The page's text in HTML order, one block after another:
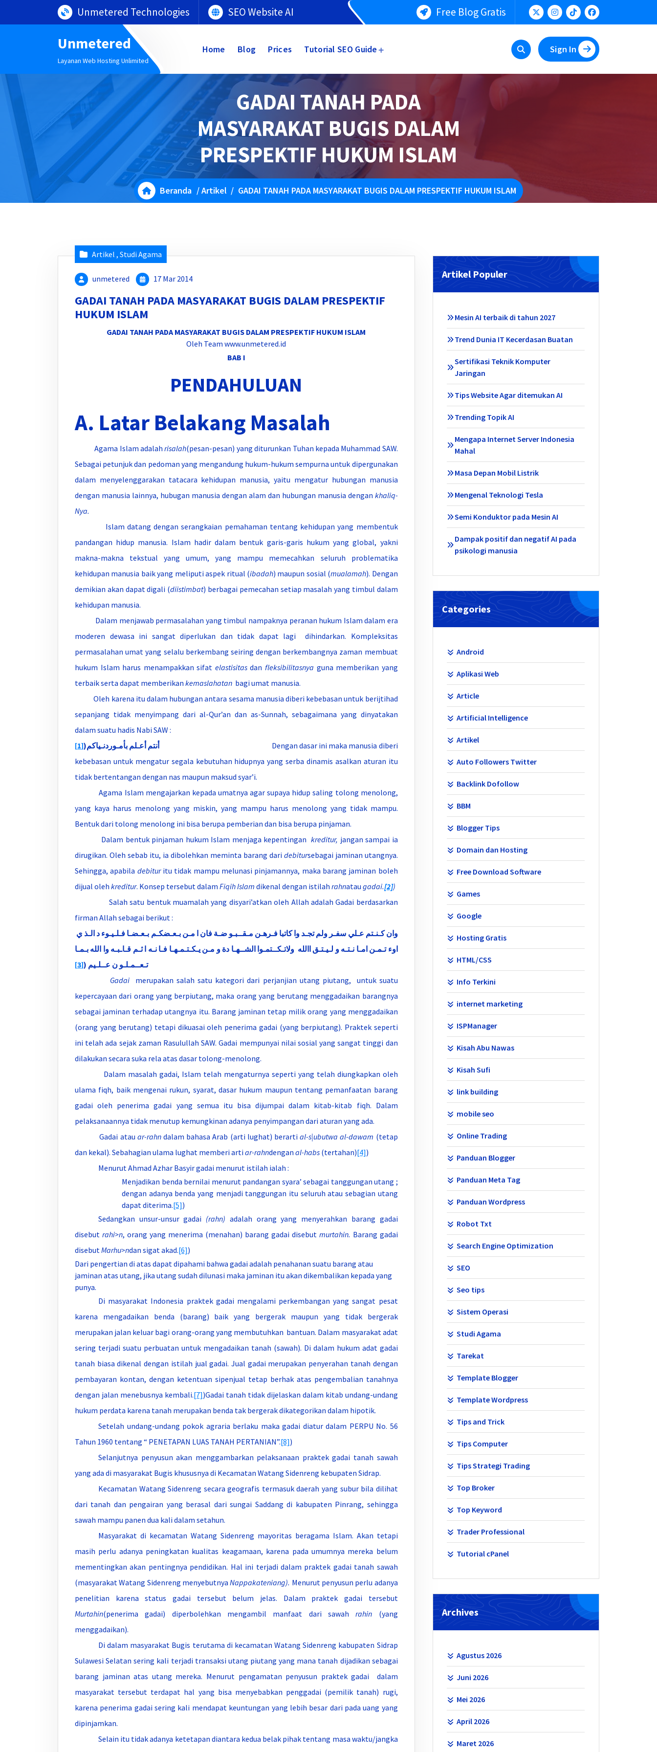
Unmetered Technologies SEO Website AI Free Blog Gratis
Unmetered
Layanan Web Hosting Unlimited
Home Blog Prices Tutorial SEO Guide Sign In
GADAI TANAH PADA
MASYARAKAT BUGIS DALAM
PRESPEKTIF HUKUM ISLAM
Beranda /Artikel / GADAI TANAH PADA MASYARAKAT BUGIS DALAM PRESPEKTIF HUKUM ISLAM
Artikel , Studi Agama
unmetered 17 Mar 2014
GADAI TANAH PADA MASYARAKAT BUGIS DALAM PRESPEKTIF
HUKUM ISLAM
GADAI TANAH PADA MASYARAKAT BUGIS DALAM PRESPEKTIF HUKUM ISLAM
Oleh Team www.unmetered.id
BAB I
PENDAHULUAN
A. Latar Belakang Masalah
Agama Islam adalahrisalah(pesan-pesan) yang diturunkan Tuhan kepada Muhammad SAW.
Sebagai petunjuk dan pedoman yang mengandung hukum-hukum sempurna untuk dipergunakan
dalam menyelenggarakan tatacara kehidupan manusia, yaitu mengatur hubungan manusia
dengan manusia lainnya, hubugan manusia dengan alam dan hubungan manusia dengan khaliq-
Nya.
Islam datang dengan serangkaian pemahaman tentang kehidupan yang membentuk
pandangan hidup manusia. Islam hadir dalam bentuk garis-garis hukum yang global, yakni
makna-makna tekstual yang umum, yang mampu memecahkan seluruh problematika
kehidupan manusia baik yang meliputi aspek ritual (ibadah) maupun sosial (mualamah). Dengan
demikian akan dapat digali (diistimbat) berbagai pemecahan setiap masalah yang timbul dalam
kehidupan manusia.
Dalam menjawab permasalahan yang timbul nampaknya peranan hukum Islam dalam era
moderen dewasa ini sangat diperlukan dan tidak dapat lagi dihindarkan. Kompleksitas
permasalahan umat yang selalu berkembang seiring dengan berkembangnya zaman membuat
hukum Islam harus menampakkan sifat elastisitasdan fleksibilitasnya guna memberikan yang
terbaik serta dapat memberikan kemaslahatan bagi umat manusia.
Oleh karena itu dalam hubungan antara sesama manusia diberi kebebasan untuk berijtihad
sepanjang tidak menyimpang dari al-Qur’an dan as-Sunnah, sebagaimana yang dinyatakan
dalam suatu hadis Nabi SAW :
أنتم أعـلم بأمـوردنـياكم([1]
Dengan dasar ini maka manusia diberi
kebebasan untuk mengatur segala kebutuhan hidupnya yang serba dinamis asalkan aturan itu
tidak bertentangan dengan nas maupun maksud syar’i.
Agama Islam mengajarkan kepada umatnya agar supaya hidup saling tolong menolong,
yang kaya harus menolong yang miskin, yang mampu harus menolong yang tidak mampu.
Bentuk dari tolong menolong ini bisa berupa pemberian dan bisa berupa pinjaman.
Dalam bentuk pinjaman hukum Islam menjaga kepentingan kreditur, jangan sampai ia
dirugikan. Oleh sebab itu, ia dibolehkan meminta barang dari debitursebagai jaminan utangnya.
Sehingga, apabila debitur itu tidak mampu melunasi pinjamannya, maka barang jaminan boleh
dijual oleh kreditur. Konsep tersebut dalam Fiqih Islam dikenal dengan istilah rahnatau gadai.[2])
Salah satu bentuk muamalah yang disyari’atkan oleh Allah adalah Gadai berdasarkan
firman Allah sebagai berikut :
وان كـنـتم عـلي سفـر ولم تجـد وا كاتبا فـرهـن مـقــبـو ضـة فان ا مـن بـعـضكـم بـعـضـا فـلـيـوء د الـذ ي
اوء تـمـن امـا نـتـه و لـيـتـق االله ولاتـكــتمـوا الشــهـا دة و مـن يـكـتـمـهـا فـا نـه ا ثـم قـاـبـه وا الله بـمـا
تـعــمـلـو ن عــلـيم ([3]
Gadai
merupakan salah satu kategori dari perjanjian utang piutang, untuk suatu
kepercayaan dari orang yang berpiutang, maka orang yang berutang menggadaikan barangnya
sebagai jaminan terhadap utangnya itu. Barang jaminan tetap milik orang yang menggadaikan
(orang yang berutang) tetapi dikuasai oleh penerima gadai (yang berpiutang). Praktek seperti
ini telah ada sejak zaman Rasulullah SAW. Gadai mempunyai nilai sosial yang sangat tinggi dan
dilakukan secara suka rela atas dasar tolong-menolong.
Dalam masalah gadai, Islam telah mengaturnya seperti yang telah diungkapkan oleh
ulama fiqh, baik mengenai rukun, syarat, dasar hukum maupun tentang pemanfaatan barang
gadai oleh penerima gadai yang semua itu bisa dijumpai dalam kitab-kitab fiqh. Dalam
pelaksanaannya tidak menutup kemungkinan adanya penyimpangan dari aturan yang ada.
Gadai atau ar-rahndalam bahasa Arab (arti lughat) berartial-s|ubutwa al-dawam (tetap
dan kekal). Sebahagian ulama lughat memberi artiar-rahndengan al-habs (tertahan)[4])
Menurut Ahmad Azhar Basyir gadai menurut istilah ialah :
Menjadikan benda bernilai menurut pandangan syara’ sebagai tanggungan utang ;
dengan adanya benda yang menjadi tanggungan itu seluruh atau sebagian utang
dapat diterima.[5])
Sedangkan unsur-unsur gadai (rahn) adalah orang yang menyerahkan barang gadai
disebut rahi>n, orang yang menerima (menahan) barang gadai disebut murtahin. Barang gadai
disebutMarhu>ndan sigat akad.[6])
Dari pengertian di atas dapat dipahami bahwa gadai adalah penahanan suatu barang atau
jaminan atas utang, jika utang sudah dilunasi maka jaminan itu akan dikembalikan kepada yang
punya.
Di masyarakat Indonesia praktek gadai mengalami perkembangan yang sangat pesat
karena mengadaikan benda (barang) baik yang bergerak maupun yang tidak bergerak
merupakan jalan keluar bagi orang-orang yang membutuhkan bantuan. Dalam masyarakat adat
sering terjadi suatu perbuatan untuk mengadaikan tanah (sawah). Di dalam hukum adat gadai
tanah biasa dikenal dengan istilah jual gadai. Jual gadai merupakan penyerahan tanah dengan
pembayaran kontan, dengan ketentuan sipenjual tetap berhak atas pengembalian tanahnya
dengan jalan menebusnya kembali.[7])Gadai tanah tidak dijelaskan dalam kitab undang-undang
hukum perdata karena tanah merupakan benda tak bergerak dikategorikan dalam hipotik.
Setelah undang-undang pokok agraria berlaku maka gadai diatur dalam PERPU No. 56
Tahun 1960 tentang “ PENETAPAN LUAS TANAH PERTANIAN”.[8])
Selanjutnya penyusun akan menggambarkan pelaksanaan praktek gadai tanah sawah
yang ada di masyarakat Bugis khususnya di Kecamatan Watang Sidenreng kebupaten Sidrap.
Kecamatan Watang Sidenreng secara geografis termasuk daerah yang subur bila dilihat
dari tanah dan pengairan yang berasal dari sungai Saddang di kabupaten Pinrang, sehingga
sawah mampu panen dua kali dalam setahun.
Masyarakat di kecamatan Watang Sidenreng mayoritas beragama Islam. Akan tetapi
masih perlu adanya peningkatan kualitas keagamaan, karena pada umumnya mereka belum
mementingkan akan pentingnya pendidikan. Hal ini terjadi dalam praktek gadai tanah sawah
(masyarakat Watang Sidenreng menyebutnyaNappakateniang). Menurut penyusun perlu adanya
penelitian karena status gadai tersebut belum jelas. Dalam praktek gadai tersebut
Murtahin(penerima gadai) diperbolehkan mengambil manfaat dari sawahrahin (yang
menggadaikan).
Di dalam masyarakat Bugis terutama di kecamatan Watang Sidenreng kabupaten Sidrap
Sulawesi Selatan sering kali terjadi transaksi utang piutang yang mana tanah dijadikan sebagai
barang jaminan atas utang mereka. Menurut pengamatan penyusun praktek gadai dalam
masyarakat tersebut terdapat hal yang bisa menyebabkan penggadai (pemilik tanah) rugi,
karena penerima gadai sering kali mendapat keuntungan yang lebih besar dari pada uang yang
dipinjamkan.
Selain itu tidak adanya ketetapan diantara kedua belak pihak tentang masa waktu/jangka
Artikel Populer
Mesin AI terbaik di tahun 2027
Trend Dunia IT Kecerdasan Buatan
Sertifikasi Teknik Komputer
Jaringan
Tips Website Agar ditemukan AI
Trending Topik AI
Mengapa Internet Server Indonesia
Mahal
Masa Depan Mobil Listrik
Mengenal Teknologi Tesla
Semi Konduktor pada Mesin AI
Dampak positif dan negatif AI pada
psikologi manusia
Categories
Android
Aplikasi Web
Article
Artificial Intelligence
Artikel
Auto Followers Twitter
Backlink Dofollow
BBM
Blogger Tips
Domain dan Hosting
Free Download Software
Games
Google
Hosting Gratis
HTML/CSS
Info Terkini
internet marketing
ISPManager
Kisah Abu Nawas
Kisah Sufi
link building
mobile seo
Online Trading
Panduan Blogger
Panduan Meta Tag
Panduan Wordpress
Robot Txt
Search Engine Optimization
SEO
Seo tips
Sistem Operasi
Studi Agama
Tarekat
Template Blogger
Template Wordpress
Tips and Trick
Tips Computer
Tips Strategi Trading
Top Broker
Top Keyword
Trader Professional
Tutorial cPanel
Archives
Agustus 2026
Juni 2026
Mei 2026
April 2026
Maret 2026